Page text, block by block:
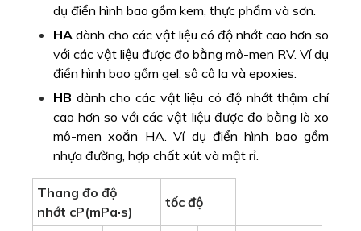
dụ điển hình bao gồm kem, thực phẩm và sơn.
HA dành cho các vật liệu có độ nhớt cao hơn so
với các vật liệu được đo bằng mô-men RV. Ví dụ
điển hình bao gồm gel, sô cô la và epoxies.
HB dành cho các vật liệu có độ nhớt thậm chí
cao hơn so với các vật liệu được đo bằng lò xo
mô-men xoắn HA. Ví dụ điển hình bao gồm
nhựa đường, hợp chất xút và mật rỉ.
Thang đo độ
nhớt cP(mPa·s)
tốc độ